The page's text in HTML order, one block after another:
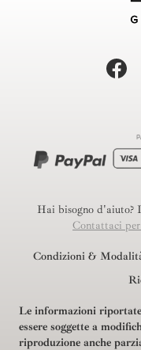
Hai bisogno d'aiuto?
Contattaci per
Condizioni &
Le informazioni
essere soggette a
riproduzione anche